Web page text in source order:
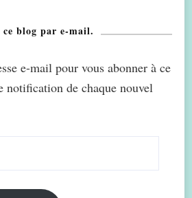
ce blog par e-mail.
e-mail pour vous abonner à ce
notification de chaque nouvel